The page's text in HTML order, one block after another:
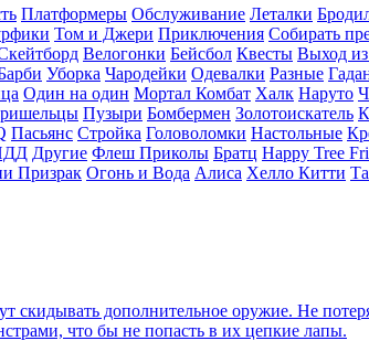
Платформеры Обслуживание Леталки
Том и Джери Приключения Собирать
Велогонки Бейсбол Квесты Выход
Уборка Чародейки Одевалки Разные
Один на один Мортал Комбат Халк Наруто
Пузыри Бомбермен Золотоискатель
Пасьянс Стройка Головоломки Настольные
Другие Флеш Приколы Братц Happy Tree
Призрак Огонь и Вода Алиса Хелло Китти